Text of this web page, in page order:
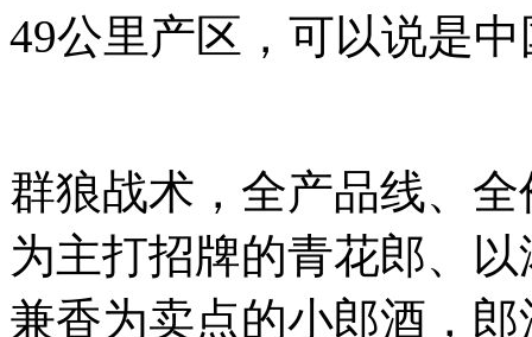
49公里产区，可以说是
群狼战术，全产品线、
为主打招牌的青花郎、
兼香为卖点的小郎酒，